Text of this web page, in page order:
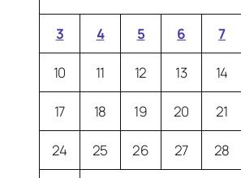
3 4 5 6 7
10 11 12 13 14
17 18 19 20 21
24 25 26 27 28